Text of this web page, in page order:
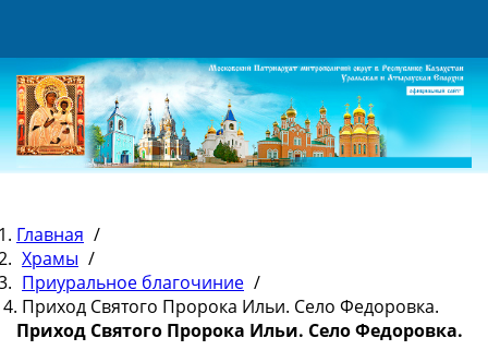
Главная /
Храмы /
Приуральное благочиние /
Приход Святого Пророка Ильи. Село Федоровка.
Приход Святого Пророка Ильи. Село Федоровка.